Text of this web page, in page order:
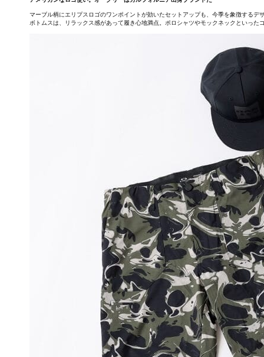
マーブル柄にエリプスロゴのワンポイントが効いたセットアップも、今季を象徴する
ボトムスは、リラックス感があって履き心地満点。ポロシャツやモックネックといっ